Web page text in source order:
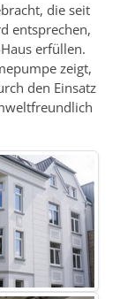
die seit
entsprechen,
erfüllen.
zeigt,
den Einsatz